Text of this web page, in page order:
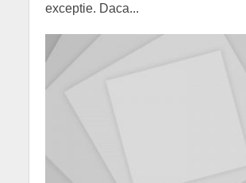
exceptie. Daca...